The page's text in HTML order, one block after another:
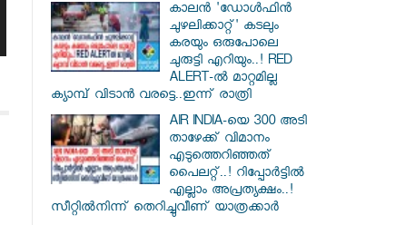
കാലൻ 'ഡോൾഫിൻ
ചുഴലിക്കാറ്റ്' കടലും
കരയും ഒരുപോലെ
ചുരുട്ടി എറിയും..! RED
ALERT-ൽ മാറ്റമില്ല
ക്യാമ്പ് വിടാൻ വരട്ടെ..ഇന്ന് രാത്രി
AIR INDIA-യെ 300 അടി
താഴേക്ക് വിമാനം
എടുത്തെറിഞ്ഞത്
പൈലറ്റ്..! റിപ്പോർട്ടിൽ
എല്ലാം അപ്രത്യക്ഷം..!
സീറ്റിൽനിന്ന് തെറിച്ചുവീണ് യാത്രക്കാർ